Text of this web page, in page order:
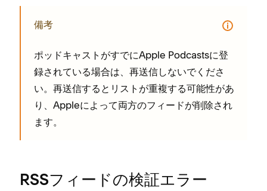
備考
ポ⁠ッドキ⁠ャストがすでにApple Podcastsに登
録されている場合は⁠、再送信しないでくださ
い⁠。再送信するとリストが重複する可能性があ
り⁠、Appleによ⁠って両方のフ⁠ィ⁠ードが削除され
ます⁠。
RSSフ⁠ィ⁠ードの検証エラ⁠ー